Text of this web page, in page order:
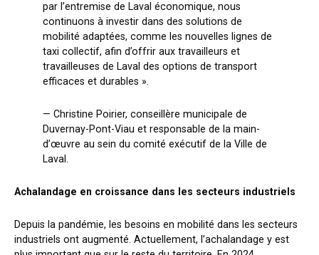
par l’entremise de Laval économique, nous
continuons à investir dans des solutions de
mobilité adaptées, comme les nouvelles lignes de
taxi collectif, afin d’offrir aux travailleurs et
travailleuses de Laval des options de transport
efficaces et durables ».
— Christine Poirier, conseillère municipale de
Duvernay-Pont-Viau et responsable de la main-
d’œuvre au sein du comité exécutif de la Ville de
Laval.
Achalandage en croissance dans les secteurs industriels
Depuis la pandémie, les besoins en mobilité dans les secteurs
industriels ont augmenté. Actuellement, l’achalandage y est